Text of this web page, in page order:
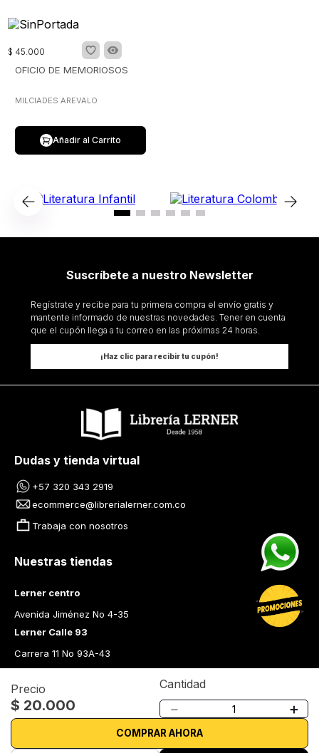
Precio
$ 20.000
Cantidad
＋
－
COMPRAR AHORA
$ 45.000
OFICIO DE MEMORIOSOS
MILCIADES AREVALO
Añadir al Carrito
Suscríbete a nuestro Newsletter
Regístrate y recibe para tu primera compra el envío gratis y
mantente informado de nuestras novedades. Tener en cuenta
que el cupón llega a tu correo en las próximas 24 horas.
¡Haz clic para recibir tu cupón!
Dudas y tienda virtual
+57 320 343 2919
ecommerce@librerialerner.com.co
Trabaja con nosotros
Nuestras tiendas
Lerner centro
Avenida Jiménez No 4-35
Lerner Calle 93
Carrera 11 No 93A-43
Lerner Medellín
Carrera 43 A No. 05 A - 113 Local 103 Edificio One Plaza PH
Medellín Colombia
Librería Lerner - Comprar libros en Colombia